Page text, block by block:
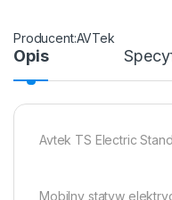
AVTek
Opis
Avtek TS Electric
Mobilny statyw